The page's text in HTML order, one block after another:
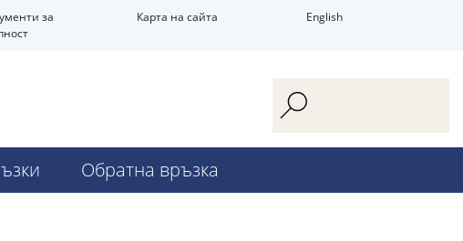
за
Карта на сайта English
Обратна връзка